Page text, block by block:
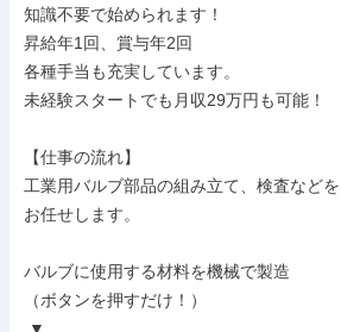
知識不要で始められます！
昇給年1回、賞与年2回
各種手当も充実しています。
未経験スタートでも月収29万円も可能！
【仕事の流れ】
工業用バルブ部品の組み立て、検査などを
お任せします。
バルブに使用する材料を機械で製造
（ボタンを押すだけ！）